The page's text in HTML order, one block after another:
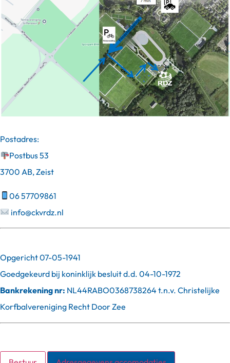
Postadres:
Postbus 53
3700 AB, Zeist
06 57709861
info@ckvrdz.nl
Opgericht 07-05-1941
Goedgekeurd bij koninklijk besluit d.d. 04-10-1972
Bankrekening nr: NL44RABO0368738264 t.n.v. Christelijke
Korfbalvereniging Recht Door Zee